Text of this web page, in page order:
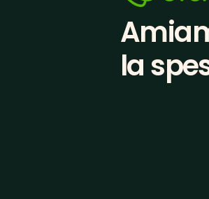
la